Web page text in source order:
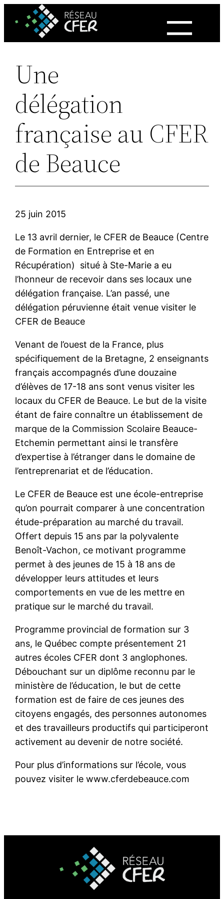
Une
délégation
française au CFER
de Beauce
25 juin 2015
Le 13 avril dernier, le CFER de Beauce (Centre
de Formation en Entreprise et en
Récupération) situé à Ste-Marie a eu
l’honneur de recevoir dans ses locaux une
délégation française. L’an passé, une
délégation péruvienne était venue visiter le
CFER de Beauce
Venant de l’ouest de la France, plus
spécifiquement de la Bretagne, 2 enseignants
français accompagnés d’une douzaine
d’élèves de 17-18 ans sont venus visiter les
locaux du CFER de Beauce. Le but de la visite
étant de faire connaître un établissement de
marque de la Commission Scolaire Beauce-
Etchemin permettant ainsi le transfère
d’expertise à l’étranger dans le domaine de
l’entreprenariat et de l’éducation.
Le CFER de Beauce est une école-entreprise
qu’on pourrait comparer à une concentration
étude-préparation au marché du travail.
Offert depuis 15 ans par la polyvalente
Benoît-Vachon, ce motivant programme
permet à des jeunes de 15 à 18 ans de
développer leurs attitudes et leurs
comportements en vue de les mettre en
pratique sur le marché du travail.
Programme provincial de formation sur 3
ans, le Québec compte présentement 21
autres écoles CFER dont 3 anglophones.
Débouchant sur un diplôme reconnu par le
ministère de l’éducation, le but de cette
formation est de faire de ces jeunes des
citoyens engagés, des personnes autonomes
et des travailleurs productifs qui participeront
activement au devenir de notre société.
Pour plus d’informations sur l’école, vous
pouvez visiter le www.cferdebeauce.com